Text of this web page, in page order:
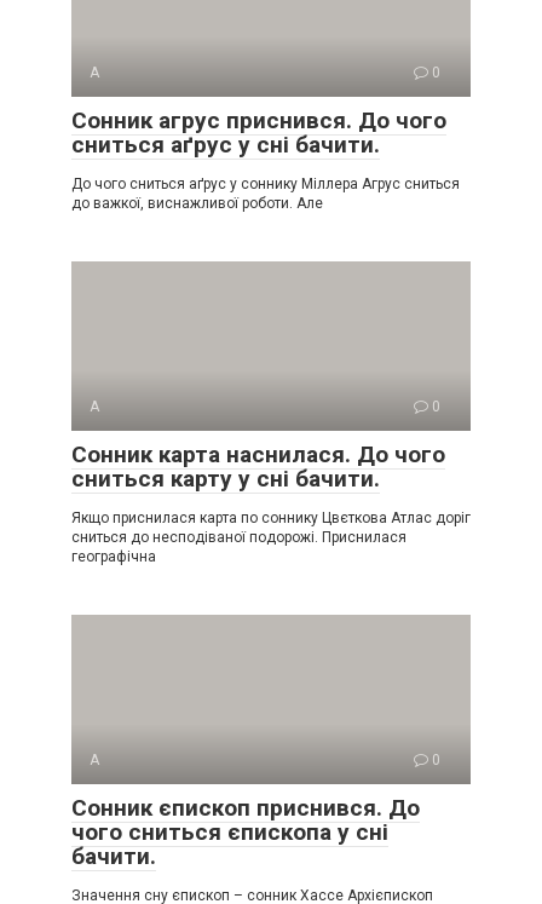
А 0
Сонник агрус приснився. До чого
сниться аґрус у сні бачити.
До чого сниться аґрус у соннику Міллера Агрус сниться
до важкої, виснажливої роботи. Але
А 0
Сонник карта наснилася. До чого
сниться карту у сні бачити.
Якщо приснилася карта по соннику Цвєткова Атлас доріг
сниться до несподіваної подорожі. Приснилася
географічна
А 0
Сонник єпископ приснився. До
чого сниться єпископа у сні
бачити.
Значення сну єпископ – сонник Хассе Архієпископ